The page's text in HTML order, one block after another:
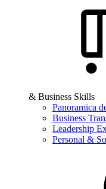
& Business Skills
Panoramica
Business
Leadership
Personal &